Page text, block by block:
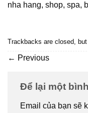
nha hang, shop, spa,
Trackbacks are closed,
← Previous
Để lại một
Email của bạn sẽ